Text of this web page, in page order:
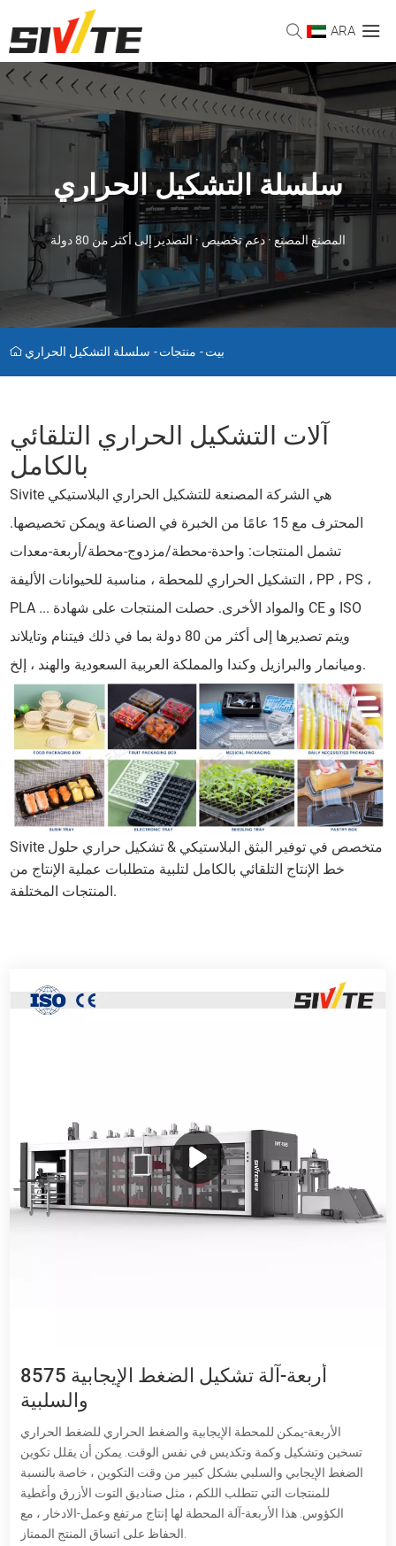
ARA
سلسلة التشكيل الحراري
المصنع المصنع · دعم تخصيص · التصدير إلى أكثر من 80 دولة
بيت - منتجات - سلسلة التشكيل الحراري
آلات التشكيل الحراري التلقائي
بالكامل
Sivite هي الشركة المصنعة للتشكيل الحراري البلاستيكي
المحترف مع 15 عامًا من الخبرة في الصناعة ويمكن تخصيصها.
تشمل المنتجات: واحدة-محطة/مزدوج-محطة/أربعة-معدات
التشكيل الحراري للمحطة ، مناسبة للحيوانات الأليفة ، PP ، PS ،
PLA ... والمواد الأخرى. حصلت المنتجات على شهادة CE و ISO
ويتم تصديرها إلى أكثر من 80 دولة بما في ذلك فيتنام وتايلاند
وميانمار والبرازيل وكندا والمملكة العربية السعودية والهند ، إلخ.
Sivite متخصص في توفير البثق البلاستيكي & تشكيل حراري حلول
خط الإنتاج التلقائي بالكامل لتلبية متطلبات عملية الإنتاج من
المنتجات المختلفة.
8575 أربعة-آلة تشكيل الضغط الإيجابية
والسلبية
الأربعة-يمكن للمحطة الإيجابية والضغط الحراري للضغط الحراري
تسخين وتشكيل وكمة وتكديس في نفس الوقت. يمكن أن يقلل تكوين
الضغط الإيجابي والسلبي بشكل كبير من وقت التكوين ، خاصة بالنسبة
للمنتجات التي تتطلب اللكم ، مثل صناديق التوت الأزرق وأغطية
الكؤوس. هذا الأربعة-آلة المحطة لها إنتاج مرتفع وعمل-الادخار ، مع